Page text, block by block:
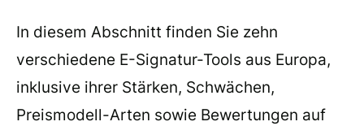
In diesem Abschnitt finden Sie zehn
verschiedene E-Signatur-Tools aus Europa,
inklusive ihrer Stärken, Schwächen,
Preismodell-Arten sowie Bewertungen auf